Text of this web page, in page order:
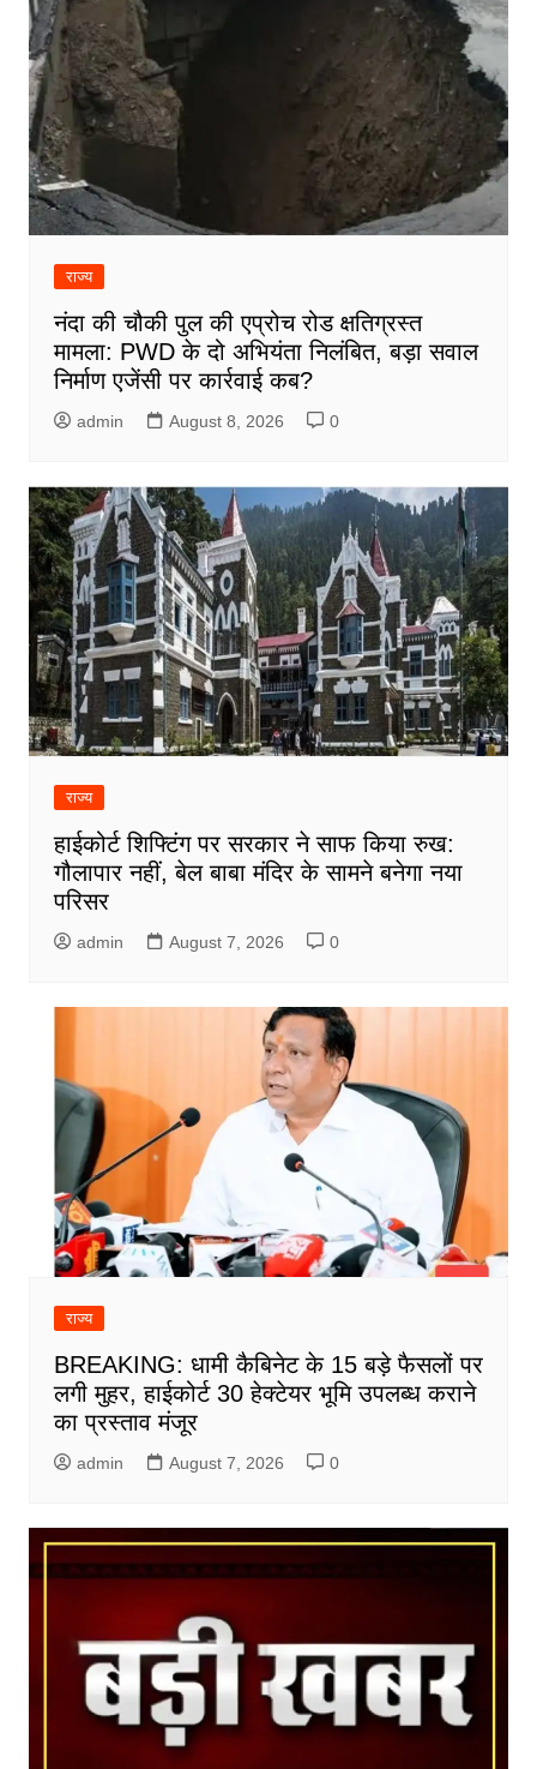
राज्य
नंदा की चौकी पुल की एप्रोच रोड क्षतिग्रस्त
मामला: PWD के दो अभियंता निलंबित, बड़ा सवाल
निर्माण एजेंसी पर कार्रवाई कब?
admin August 8, 2026 0
राज्य
हाईकोर्ट शिफ्टिंग पर सरकार ने साफ किया रुख:
गौलापार नहीं, बेल बाबा मंदिर के सामने बनेगा नया
परिसर
admin August 7, 2026 0
राज्य
BREAKING: धामी कैबिनेट के 15 बड़े फैसलों पर
लगी मुहर, हाईकोर्ट 30 हेक्टेयर भूमि उपलब्ध कराने
का प्रस्ताव मंजूर
admin August 7, 2026 0